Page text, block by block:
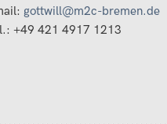
gottwill@m2c-bremen.de
+49 421 4917 1213